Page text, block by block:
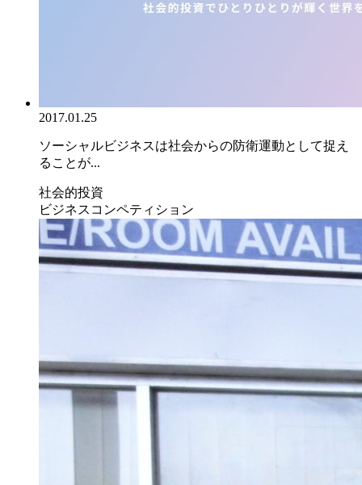
2017.01.25
ソーシャルビジネスは社会からの防衛運動として捉え
ることが...
社会的投資
ビジネスコンペティション